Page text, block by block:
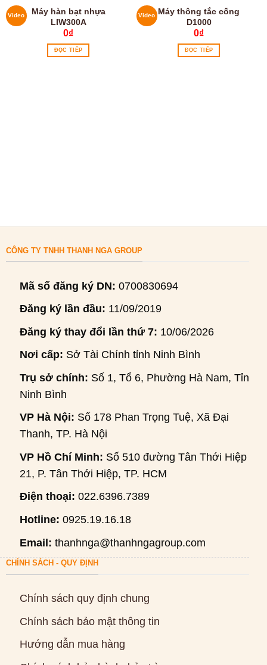
Video
Máy hàn bạt nhựa
LIW300A
0₫
ĐỌC TIẾP
Video Máy thông tắc cống
D1000
0₫
ĐỌC TIẾP
CÔNG TY TNHH THANH NGA GROUP
Mã số đăng ký DN: 0700830694
Đăng ký lần đầu: 11/09/2019
Đăng ký thay đổi lần thứ 7: 10/06/2026
Nơi cấp: Sở Tài Chính tỉnh Ninh Bình
Trụ sở chính: Số 1, Tổ 6, Phường Hà Nam, Tỉnh
Ninh Bình
VP Hà Nội: Số 178 Phan Trọng Tuệ, Xã Đại
Thanh, TP. Hà Nội
VP Hồ Chí Minh: Số 510 đường Tân Thới Hiệp
21, P. Tân Thới Hiệp, TP. HCM
Điện thoại: 022.6396.7389
Hotline: 0925.19.16.18
Email: thanhnga@thanhngagroup.com
CHÍNH SÁCH - QUY ĐỊNH
Chính sách quy định chung
Chính sách bảo mật thông tin
Hướng dẫn mua hàng